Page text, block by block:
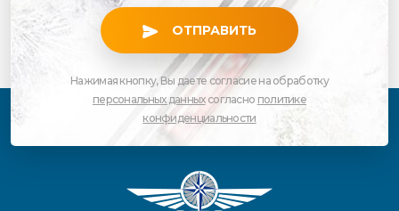
ОТПРАВИТЬ
Нажимая кнопку, Вы даете согласие на обработку
персональных данныхсогласно политике
конфиденциальности